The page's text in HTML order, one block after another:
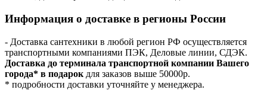
Информация о доставке в регионы России
- Доставка сантехники в любой регион РФ осуществляется
транспортными компаниями ПЭК, Деловые линии, СДЭК.
Доставка до терминала транспортной компании Вашего
города* в подарок для заказов выше 50000р.
* подробности доставки уточняйте у менеджера.